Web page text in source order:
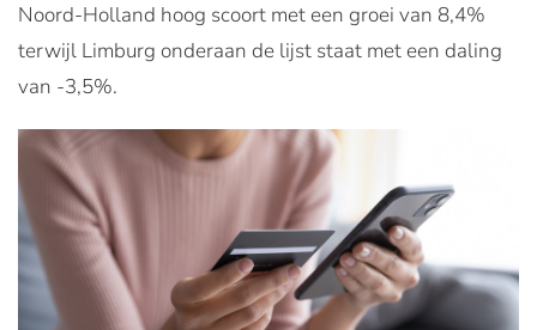
Noord-Holland hoog scoort met een groei van 8,4%
terwijl Limburg onderaan de lijst staat met een daling
van -3,5%.